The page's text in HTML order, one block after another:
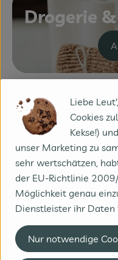
Fleisch & Fisch
Vorratskammer
Getränke
Drogerie
Drogerie
Pflanzen &
Tierfutter
Liebe
Cookies
Kekse!)
unser Marketing zu
sehr wertschätzen,
der EU-Richtlinie
Möglichkeit genau
Dienstleister ihr
Nur notwendige